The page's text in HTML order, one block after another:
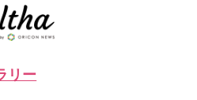
リー